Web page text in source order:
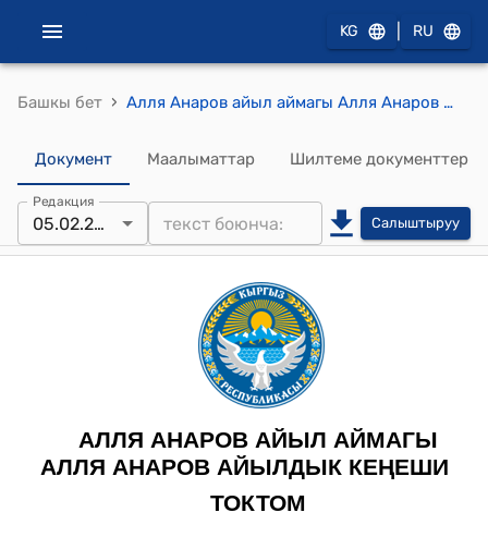
KG RU
Башкы бет › Алля Анаров айыл аймагы Алля Анаров айылдык кеңешинин 2022-жылдын 5-февралындагы № 6 "Алля Анаров айыл өкмөтүнө караштуу Жаны- Араван айылынын тургуну Кудайбердиев Ниматилла Азимовичтин 2022-жылдын 26-январь айындагы материалдык жардам сурап жазган арызын карап чыгуу жөнүндө" токтому
Документ Маалыматтар Шилтеме документтер
Редакция
05.02.2022 Салыштыруу